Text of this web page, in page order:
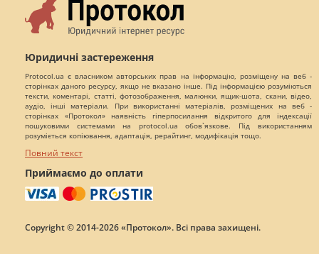
Юридичні застереження
Protocol.ua є власником авторських прав на інформацію, розміщену на веб -
сторінках даного ресурсу, якщо не вказано інше. Під інформацією розуміються
тексти, коментарі, статті, фотозображення, малюнки, ящик-шота, скани, відео,
аудіо, інші матеріали. При використанні матеріалів, розміщених на веб -
сторінках «Протокол» наявність гіперпосилання відкритого для індексації
пошуковими системами на protocol.ua обов`язкове. Під використанням
розуміється копіювання, адаптація, рерайтинг, модифікація тощо.
Повний текст
Приймаємо до оплати
Copyright © 2014-2026 «Протокол». Всі права захищені.